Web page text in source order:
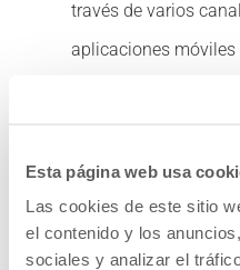
Esta página web usa
Las cookies de este sitio
el contenido y los
sociales y analizar el
través de varios
aplicaciones
plataformas, lo que
generar y distribuir
de múltiples canales